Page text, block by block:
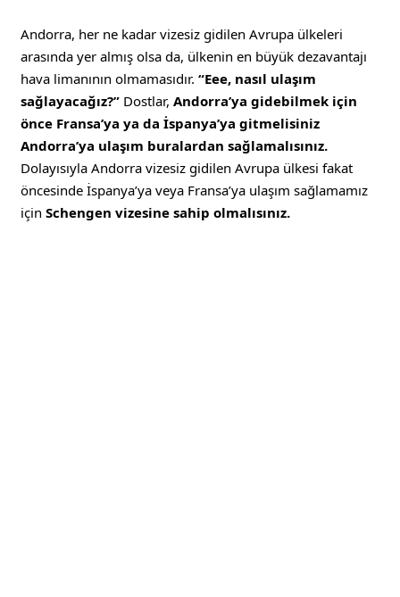
Andorra, her ne kadar vizesiz gidilen Avrupa ülkeleri
arasında yer almış olsa da, ülkenin en büyük dezavantajı
hava limanının olmamasıdır.“Eee, nasıl ulaşım
sağlayacağız?” Dostlar,Andorra’ya gidebilmek için
önce Fransa’ya ya da İspanya’ya gitmelisiniz
Andorra’ya ulaşım buralardan sağlamalısınız.
Dolayısıyla Andorra vizesiz gidilen Avrupa ülkesi fakat
öncesinde İspanya’ya veya Fransa’ya ulaşım sağlamamız
için Schengen vizesine sahip olmalısınız.